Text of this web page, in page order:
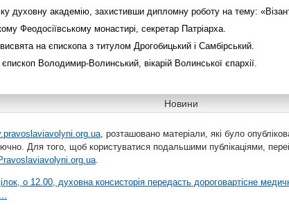
духовну академію, захистивши дипломну роботу на тему:
Феодосіївському монастирі, секретар Патріарха.
на єпископа з титулом Дрогобицький і Самбірський.
єпископ Володимир-Волинський, вікарій Волинської єпархії.
Новини
, розташовано матеріали, які було
Для того, щоб користуватися подальшими публікаціями,
.
о 12.00, духовна консисторія передасть дороговартісне